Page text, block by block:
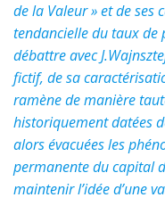
de la Valeur » et de ses
tendancielle du taux de
débattre avec
fictif, de sa
ramène de manière
historiquement datées
alors évacuées les
permanente du capital
maintenir l’idée d’une